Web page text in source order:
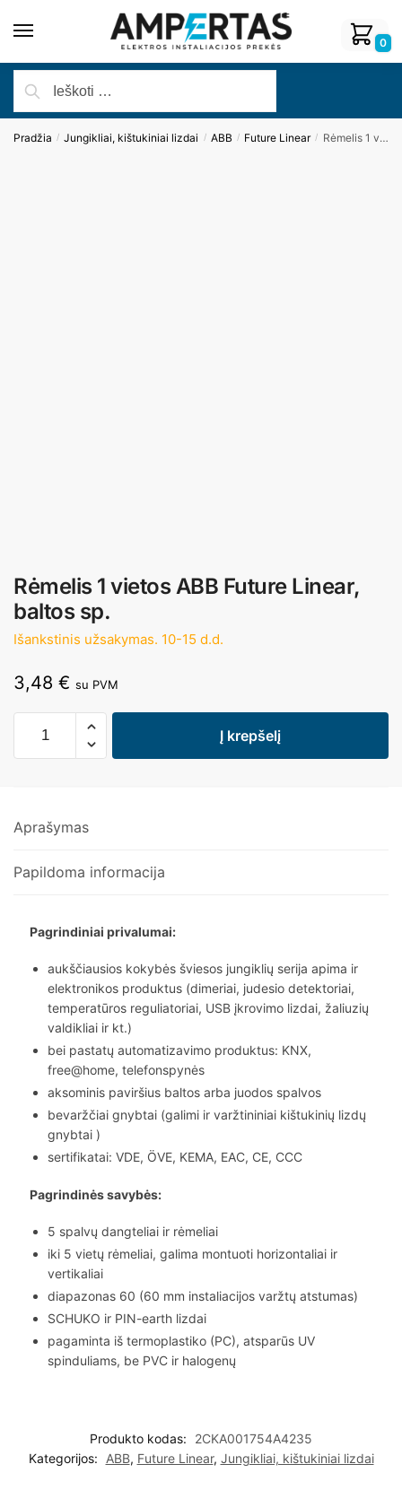
0
Pradžia / Jungikliai, kištukiniai lizdai / ABB / Future Linear / Rėmelis 1 vietos ABB Future Linear, baltos sp.
Rėmelis 1 vietos ABB Future Linear,
baltos sp.
Išankstinis užsakymas. 10-15 d.d.
3,48 € su PVM
Į krepšelį
Aprašymas
Papildoma informacija
Pagrindiniai privalumai:
aukščiausios kokybės šviesos jungiklių serija apima ir
elektronikos produktus (dimeriai, judesio detektoriai,
temperatūros reguliatoriai, USB įkrovimo lizdai, žaliuzių
valdikliai ir kt.)
bei pastatų automatizavimo produktus: KNX,
free@home, telefonspynės
aksominis paviršius baltos arba juodos spalvos
bevaržčiai gnybtai (galimi ir varžtininiai kištukinių lizdų
gnybtai )
sertifikatai: VDE, ÖVE, KEMA, EAC, CE, CCC
Pagrindinės savybės:
5 spalvų dangteliai ir rėmeliai
iki 5 vietų rėmeliai, galima montuoti horizontaliai ir
vertikaliai
diapazonas 60 (60 mm instaliacijos varžtų atstumas)
SCHUKO ir PIN-earth lizdai
pagaminta iš termoplastiko (PC), atsparūs UV
spinduliams, be PVC ir halogenų
Produkto kodas:
2CKA001754A4235
Kategorijos:
ABB, Future Linear, Jungikliai, kištukiniai lizdai